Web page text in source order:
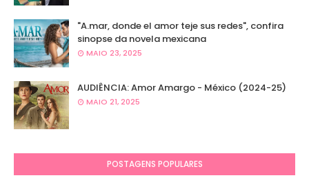
"A.mar, donde el amor teje sus redes", confira
sinopse da novela mexicana
MAIO 23, 2025
AUDIÊNCIA: Amor Amargo - México (2024-25)
MAIO 21, 2025
POSTAGENS POPULARES